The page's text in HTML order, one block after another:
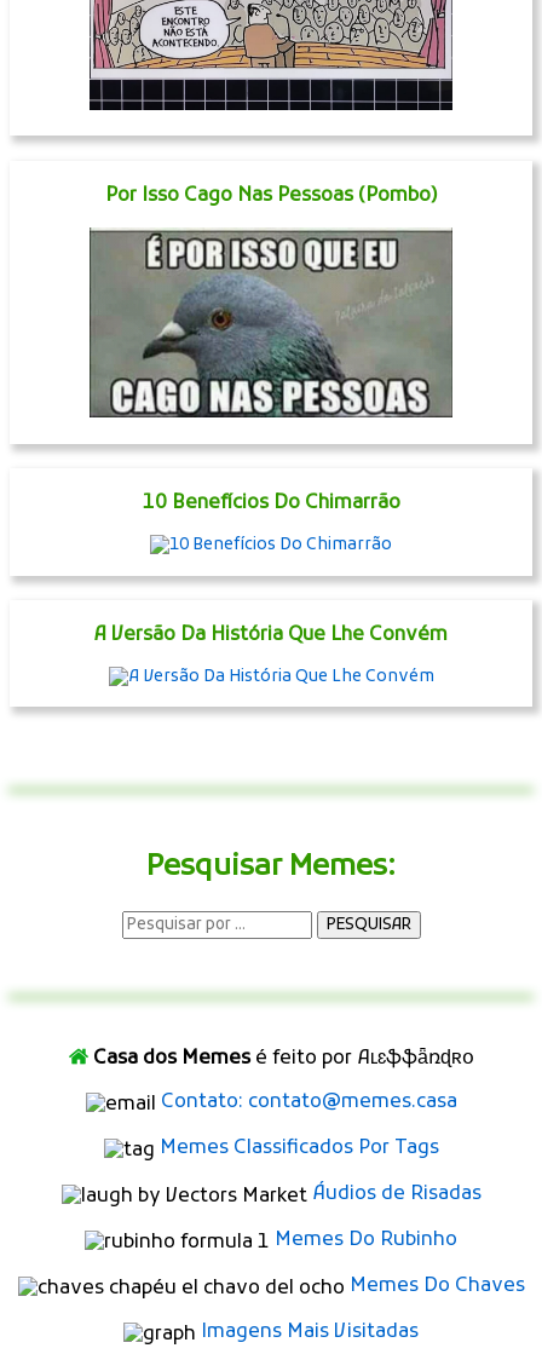
Por Isso Cago Nas Pessoas (Pombo)
10 Benefícios Do Chimarrão
A Versão Da História Que Lhe Convém
Pesquisar Memes:
Casa dos Memesé feito por Aʟɛֆֆǟռɖʀօ
Contato: contato@memes.casa
Memes Classificados Por Tags
Áudios de Risadas
Memes Do Rubinho
Memes Do Chaves
Imagens Mais Visitadas